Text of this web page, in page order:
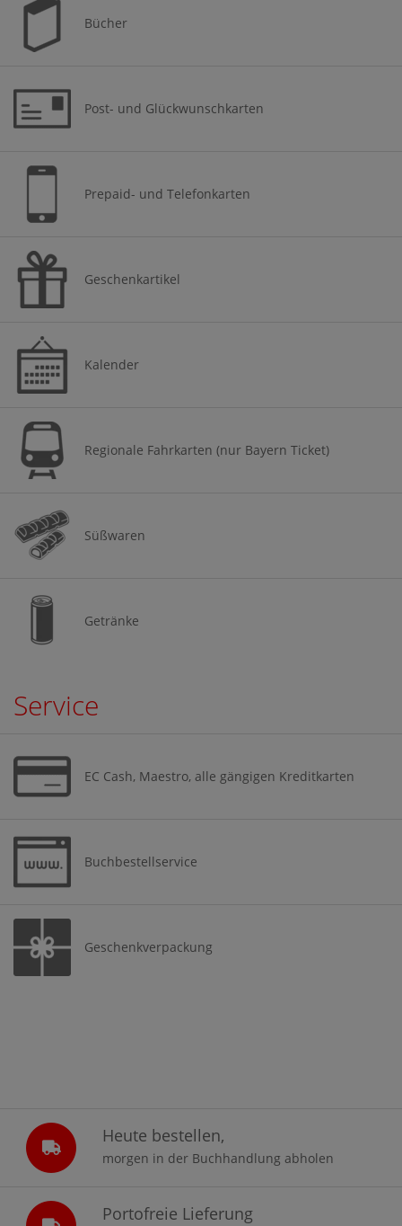
Bücher
Post- und Glückwunschkarten
Prepaid- und Telefonkarten
Geschenkartikel
Kalender
Regionale Fahrkarten (nur Bayern Ticket)
Süßwaren
Getränke
Service
EC Cash, Maestro, alle gängigen Kreditkarten
Buchbestellservice
Geschenkverpackung
Heute bestellen,
morgen in der Buchhandlung abholen
Portofreie Lieferung